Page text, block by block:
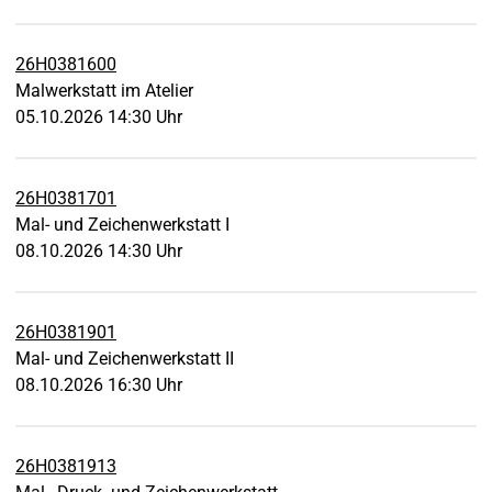
26H0381600
Malwerkstatt im Atelier
05.10.2026 14:30 Uhr
26H0381701
Mal- und Zeichenwerkstatt I
08.10.2026 14:30 Uhr
26H0381901
Mal- und Zeichenwerkstatt II
08.10.2026 16:30 Uhr
26H0381913